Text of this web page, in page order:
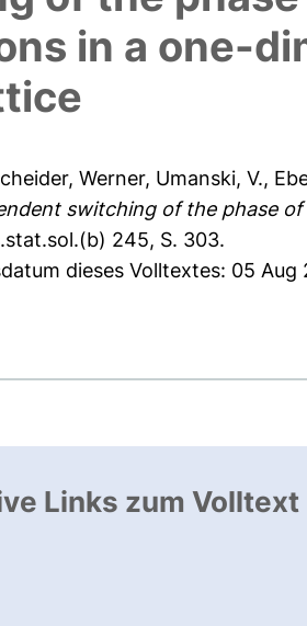
in a one-
Werner, Umanski, V.,
switching of the phase
245, S. 303.
dieses Volltextes: 05 Aug
Links zum Volltext
Link, öffnet neues
Link, öffnet neues